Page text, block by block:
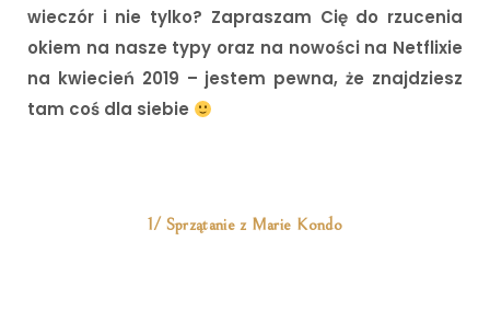
wieczór i nie tylko? Zapraszam Cię do rzucenia
okiem na nasze typy oraz na nowości na Netflixie
na kwiecień 2019 – jestem pewna, że znajdziesz
tam coś dla siebie
1/ Sprzątanie z Marie Kondo